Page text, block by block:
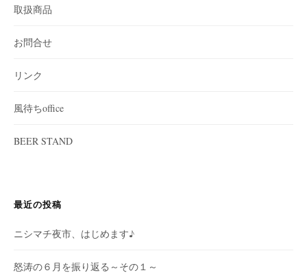
取扱商品
お問合せ
リンク
風待ちoffice
BEER STAND
最近の投稿
ニシマチ夜市、はじめます♪
怒涛の６月を振り返る～その１～